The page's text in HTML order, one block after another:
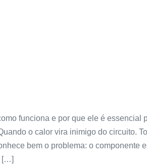
funciona e por que ele é essencial
o calor vira inimigo do circuito.
bem o problema: o componente
[…]